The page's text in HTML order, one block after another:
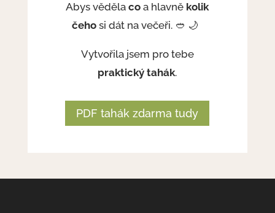
Abys vědělaco a hlavně kolik
čehosi dát na večeři. 🥙 🌙
Vytvořila jsem pro tebe
praktický tahák.
PDF tahák zdarma tudy